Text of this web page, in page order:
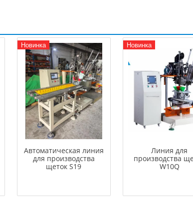
Новинка
Автоматическая линия
для производства
щеток S19
Новинка
Линия для
производства
W10Q